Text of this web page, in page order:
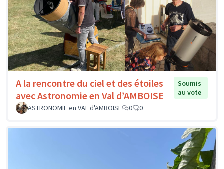
A la rencontre du ciel et des étoiles
avec Astronomie en Val d’AMBOISE
Soumis
au vote
ASTRONOMIE en VAL d'AMBOISE
0 0